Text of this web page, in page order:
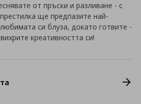
от пръски и разливане - с
ще предпазите най-
си блуза, докато готвите -
креативността си!